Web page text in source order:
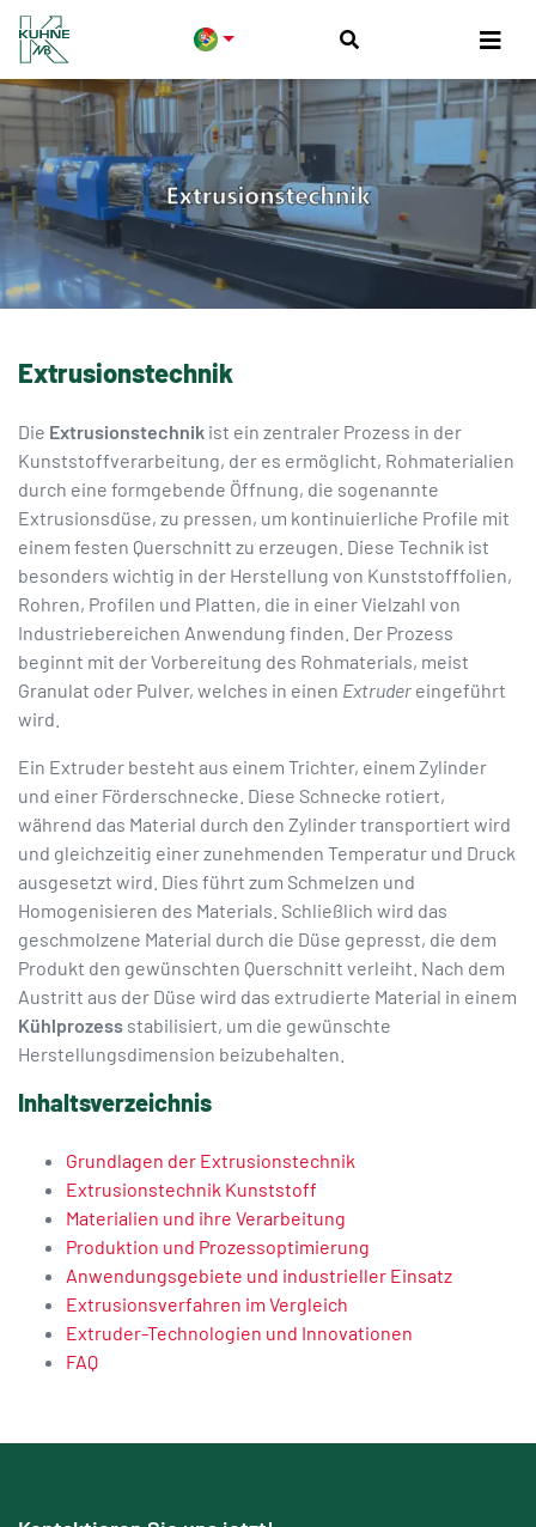
Extrusionstechnik
Die Extrusionstechnik ist ein zentraler Prozess in der
Kunststoffverarbeitung, der es ermöglicht, Rohmaterialien
durch eine formgebende Öffnung, die sogenannte
Extrusionsdüse, zu pressen, um kontinuierliche Profile mit
einem festen Querschnitt zu erzeugen. Diese Technik ist
besonders wichtig in der Herstellung von Kunststofffolien,
Rohren, Profilen und Platten, die in einer Vielzahl von
Industriebereichen Anwendung finden. Der Prozess
beginnt mit der Vorbereitung des Rohmaterials, meist
Granulat oder Pulver, welches in einen Extruder eingeführt
wird.
Ein Extruder besteht aus einem Trichter, einem Zylinder
und einer Förderschnecke. Diese Schnecke rotiert,
während das Material durch den Zylinder transportiert wird
und gleichzeitig einer zunehmenden Temperatur und Druck
ausgesetzt wird. Dies führt zum Schmelzen und
Homogenisieren des Materials. Schließlich wird das
geschmolzene Material durch die Düse gepresst, die dem
Produkt den gewünschten Querschnitt verleiht. Nach dem
Austritt aus der Düse wird das extrudierte Material in einem
Kühlprozess stabilisiert, um die gewünschte
Herstellungsdimension beizubehalten.
Inhaltsverzeichnis
Grundlagen der Extrusionstechnik
Extrusionstechnik Kunststoff
Materialien und ihre Verarbeitung
Produktion und Prozessoptimierung
Anwendungsgebiete und industrieller Einsatz
Extrusionsverfahren im Vergleich
Extruder-Technologien und Innovationen
FAQ